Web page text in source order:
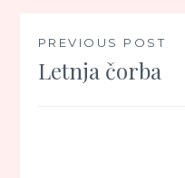
Кретање
чланка
PREVIOUS POST
Letnja čorba